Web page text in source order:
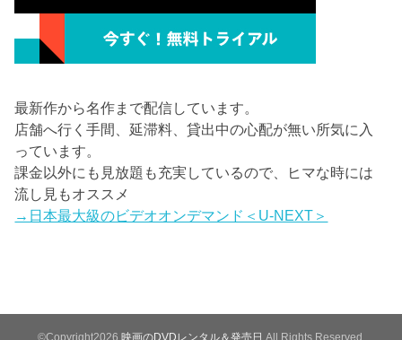
最新作から名作まで配信しています。
店舗へ行く手間、延滞料、貸出中の心配が無い所気に入
っています。
課金以外にも見放題も充実しているので、ヒマな時には
流し見もオススメ
→日本最大級のビデオオンデマンド＜U-NEXT＞
©Copyright2026 映画のDVDレンタル＆発売日 .All Rights Reserved.